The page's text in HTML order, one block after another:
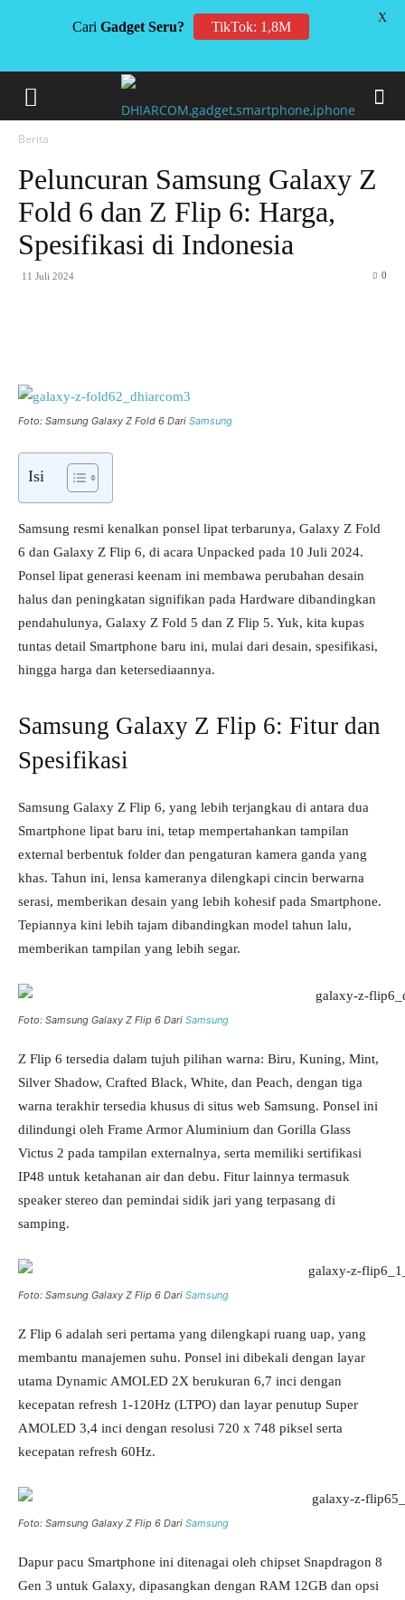
Berita
Peluncuran Samsung Galaxy Z
Fold 6 dan Z Flip 6: Harga,
Spesifikasi di Indonesia
11 Juli 2024 0
Foto: Samsung Galaxy Z Fold 6 Dari Samsung
Isi
Samsung resmi kenalkan ponsel lipat terbarunya, Galaxy Z Fold
6 dan Galaxy Z Flip 6, di acara Unpacked pada 10 Juli 2024.
Ponsel lipat generasi keenam ini membawa perubahan desain
halus dan peningkatan signifikan pada Hardware dibandingkan
pendahulunya, Galaxy Z Fold 5 dan Z Flip 5. Yuk, kita kupas
tuntas detail Smartphone baru ini, mulai dari desain, spesifikasi,
hingga harga dan ketersediaannya.
Samsung Galaxy Z Flip 6: Fitur dan
Spesifikasi
Samsung Galaxy Z Flip 6, yang lebih terjangkau di antara dua
Smartphone lipat baru ini, tetap mempertahankan tampilan
external berbentuk folder dan pengaturan kamera ganda yang
khas. Tahun ini, lensa kameranya dilengkapi cincin berwarna
serasi, memberikan desain yang lebih kohesif pada Smartphone.
Tepiannya kini lebih tajam dibandingkan model tahun lalu,
memberikan tampilan yang lebih segar.
Foto: Samsung Galaxy Z Flip 6 Dari Samsung
Z Flip 6 tersedia dalam tujuh pilihan warna: Biru, Kuning, Mint,
Silver Shadow, Crafted Black, White, dan Peach, dengan tiga
warna terakhir tersedia khusus di situs web Samsung. Ponsel ini
dilindungi oleh Frame Armor Aluminium dan Gorilla Glass
Victus 2 pada tampilan externalnya, serta memiliki sertifikasi
IP48 untuk ketahanan air dan debu. Fitur lainnya termasuk
speaker stereo dan pemindai sidik jari yang terpasang di
samping.
Foto: Samsung Galaxy Z Flip 6 Dari Samsung
Z Flip 6 adalah seri pertama yang dilengkapi ruang uap, yang
membantu manajemen suhu. Ponsel ini dibekali dengan layar
utama Dynamic AMOLED 2X berukuran 6,7 inci dengan
kecepatan refresh 1-120Hz (LTPO) dan layar penutup Super
AMOLED 3,4 inci dengan resolusi 720 x 748 piksel serta
kecepatan refresh 60Hz.
Foto: Samsung Galaxy Z Flip 6 Dari Samsung
Dapur pacu Smartphone ini ditenagai oleh chipset Snapdragon 8
Gen 3 untuk Galaxy, dipasangkan dengan RAM 12GB dan opsi
Cari Gadget Seru? TikTok: 1,8M
X